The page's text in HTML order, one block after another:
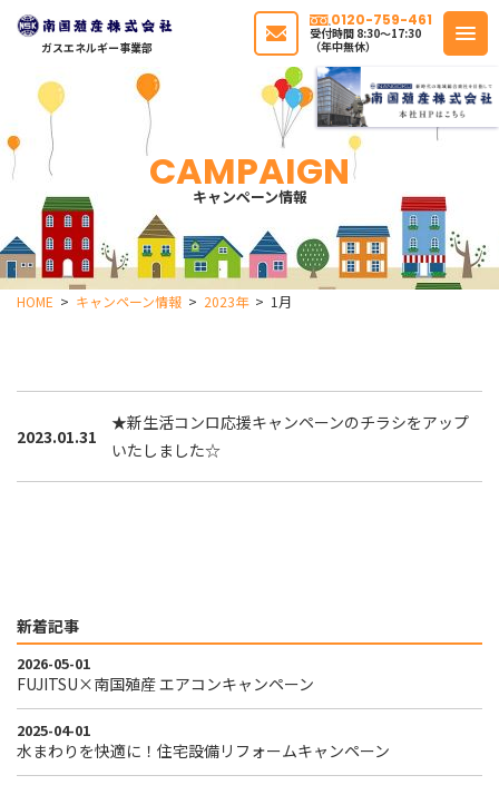
ガスエネルギー事業部
0120-759-461
受付時間 8:30〜17:30
（年中無休）
CAMPAIGN
キャンペーン情報
HOME キャンペーン情報 2023年 1月
2023.01.31
★新生活コンロ応援キャンペーンのチラシをアップ
いたしました☆
新着記事
2026-05-01
FUJITSU×南国殖産 エアコンキャンペーン
2025-04-01
水まわりを快適に！住宅設備リフォームキャンペーン